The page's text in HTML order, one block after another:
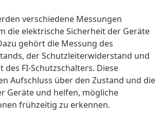
verschiedene Messungen
die elektrische Sicherheit der Geräte
gehört die Messung des
der Schutzleiterwiderstand und
des FI-Schutzschalters. Diese
Aufschluss über den Zustand und die
Geräte und helfen, mögliche
frühzeitig zu erkennen.